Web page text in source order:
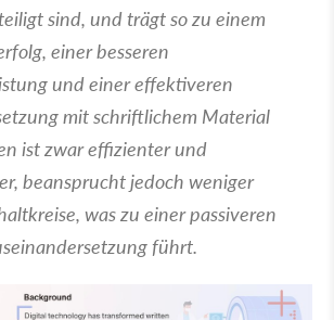
sind, und trägt so zu einem
einer besseren
und einer effektiveren
mit schriftlichem Material
ist zwar effizienter und
beansprucht jedoch weniger
was zu einer passiveren
führt.